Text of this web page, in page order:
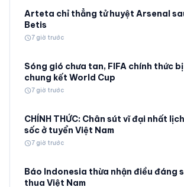
Arteta chỉ thẳng tử huyệt Arsenal
Betis
schedule7 giờ trước
Sóng gió chưa tan, FIFA chính thức
chung kết World Cup
schedule7 giờ trước
CHÍNH THỨC: Chân sút vĩ đại nhất
sốc ở tuyển Việt Nam
schedule7 giờ trước
Báo Indonesia thừa nhận điều đáng
thua Việt Nam